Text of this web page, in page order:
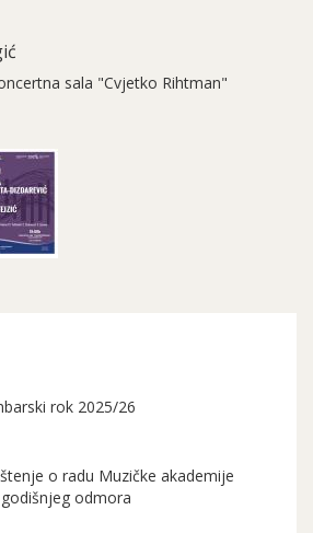
sala "Cvjetko Rihtman"
rok 2025/26
o radu Muzičke akademije
odmora